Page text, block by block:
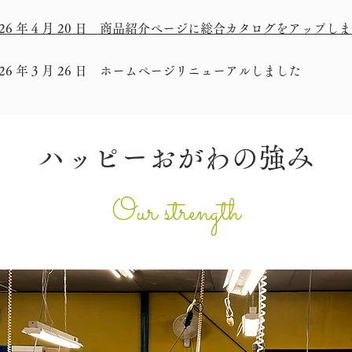
年 4 月 20 日 商品紹介ページに総合カタログをアップし
年 3 月 26 日 ホームページリニューアルしました
​ハッピーおがわの強み
Our strength